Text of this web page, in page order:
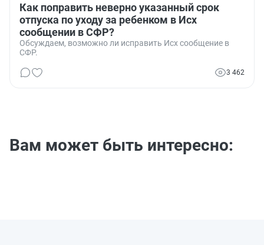
Как поправить неверно указанный срок
отпуска по уходу за ребенком в Исх
сообщении в СФР?
Обсуждаем, возможно ли исправить Исх сообщение в
СФР.
3 462
Вам может быть интересно: